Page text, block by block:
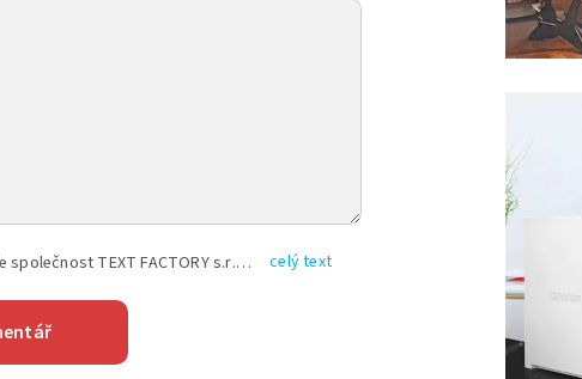
Vyplněním shora uvedených údajů beru na vědomí, že společnost TEXT FACTORY s.r.o., sídlem Brno, Durďákova 336/29, Černá Pole, PSČ: 613 00, IČ: 06157831, zapsané u Krajského soudu v Brně, oddíl C, vložka 100399, bude zpracovávat mé osobní údaje uvedené v rámci mnou vyplněného registračního formuláře na základě oprávněných zájmů TEXT FACTORY s.r.o. dle čl. 6 odst. 1 písm. f) GDPR a pro splnění právních povinností (čl. 6 odst. 1 písm. c) GDPR), a to pro tyto účely: nezbytnost zajistit oprávnění návštěvníka webových stránek provozovaných společností TEXT FACTORY s.r.o. přispívat aktivně ke zveřejněným článkům nebo v rámci diskusních fór a výkon práv TEXT FACTORY s.r.o. jako administrátora těchto diskusních fór. Více informací o zpracování osobních údajů a právech lze nalézt v celý text